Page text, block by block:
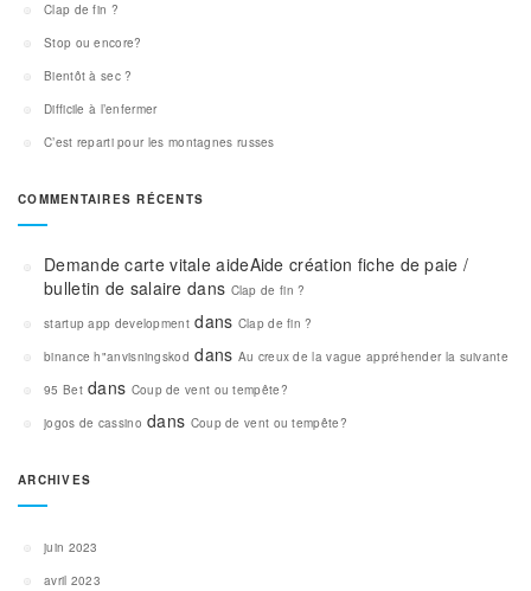
Clap de fin ?
Stop ou encore?
Bientôt à sec ?
Difficile à l’enfermer
C’est reparti pour les montagnes russes
COMMENTAIRES RÉCENTS
Demande carte vitale aideAide création fiche de paie /
bulletin de salaire dans Clap de fin ?
startup app developmentdans Clap de fin ?
binance h"anvisningskod dans Au creux de la vague appréhender la suivante
95 Betdans Coup de vent ou tempête?
jogos de cassino dans Coup de vent ou tempête?
ARCHIVES
juin 2023
avril 2023